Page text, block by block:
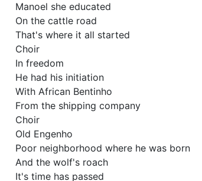
Manoel she educated
On the cattle road
That's where it all started
Choir
In freedom
He had his initiation
With African Bentinho
From the shipping company
Choir
Old Engenho
Poor neighborhood where he was born
And the wolf's roach
It's time has passed